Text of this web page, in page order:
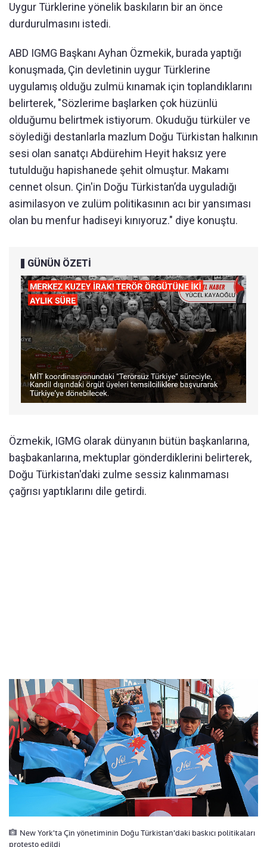
Uygur Türklerine yönelik baskıların bir an önce
durdurulmasını istedi.
ABD IGMG Başkanı Ayhan Özmekik, burada yaptığı
konuşmada, Çin devletinin uygur Türklerine
uygulamış olduğu zulmü kınamak için toplandıklarını
belirterek, "Sözlerime başlarken çok hüzünlü
olduğumu belirtmek istiyorum. Okuduğu türküler ve
söylediği destanlarla mazlum Doğu Türkistan halkının
sesi olan sanatçı Abdürehim Heyit haksız yere
tutulduğu hapishanede şehit olmuştur. Makamı
cennet olsun. Çin'in Doğu Türkistan’da uyguladığı
asimilasyon ve zulüm politikasının acı bir yansıması
olan bu menfur hadiseyi kınıyoruz." diye konuştu.
GÜNÜN ÖZETİ
Özmekik, IGMG olarak dünyanın bütün başkanlarına,
başbakanlarına, mektuplar gönderdiklerini belirterek,
Doğu Türkistan'daki zulme sessiz kalınmaması
çağrısı yaptıklarını dile getirdi.
New York'ta Çin yönetiminin Doğu Türkistan'daki baskıcı politikaları
protesto edildi